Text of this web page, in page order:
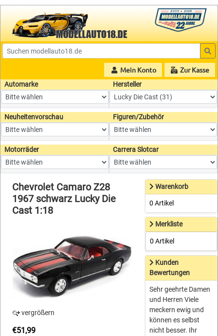
Mein Konto Zur Kasse
Automarke Hersteller
Neuheitenvorschau Figuren/Zubehör
Motorräder Carrera Slotcar
Chevrolet Camaro Z28
1967 schwarz Lucky Die
Cast 1:18
vergrößern
€51,99
Warenkorb
0 Artikel
Merkliste
0 Artikel
Kunden
Bewertungen
Sehr geehrte Damen
und Herren Viele
meckern ewig und
können es selbst
nicht besser. Ihr